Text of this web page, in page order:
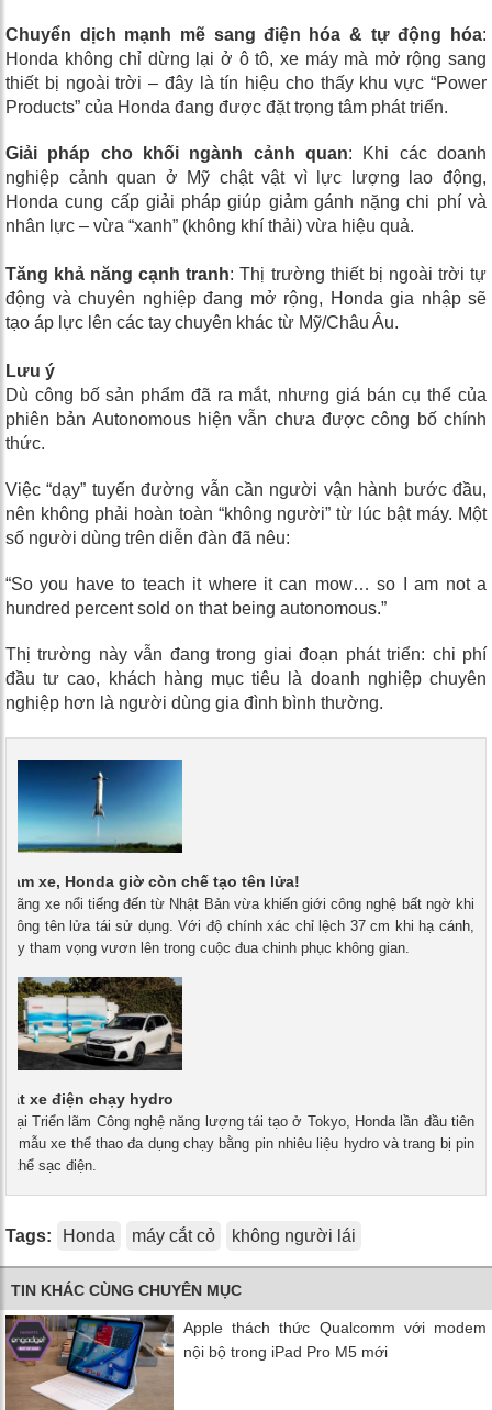
Chuyển dịch mạnh mẽ sang điện hóa & tự động hóa:
Honda không chỉ dừng lại ở ô tô, xe máy mà mở rộng sang
thiết bị ngoài trời – đây là tín hiệu cho thấy khu vực “Power
Products” của Honda đang được đặt trọng tâm phát triển.
Giải pháp cho khối ngành cảnh quan: Khi các doanh
nghiệp cảnh quan ở Mỹ chật vật vì lực lượng lao động,
Honda cung cấp giải pháp giúp giảm gánh nặng chi phí và
nhân lực – vừa “xanh” (không khí thải) vừa hiệu quả.
Tăng khả năng cạnh tranh: Thị trường thiết bị ngoài trời tự
động và chuyên nghiệp đang mở rộng, Honda gia nhập sẽ
tạo áp lực lên các tay chuyên khác từ Mỹ/Châu Âu.
Lưu ý
Dù công bố sản phẩm đã ra mắt, nhưng giá bán cụ thể của
phiên bản Autonomous hiện vẫn chưa được công bố chính
thức.
Việc “dạy” tuyến đường vẫn cần người vận hành bước đầu,
nên không phải hoàn toàn “không người” từ lúc bật máy. Một
số người dùng trên diễn đàn đã nêu:
“So you have to teach it where it can mow… so I am not a
hundred percent sold on that being autonomous.”
Thị trường này vẫn đang trong giai đoạn phát triển: chi phí
đầu tư cao, khách hàng mục tiêu là doanh nghiệp chuyên
nghiệp hơn là người dùng gia đình bình thường.
làm xe, Honda giờ còn chế tạo tên lửa!
Hãng xe nổi tiếng đến từ Nhật Bản vừa khiến giới công nghệ bất ngờ khi
công tên lửa tái sử dụng. Với độ chính xác chỉ lệch 37 cm khi hạ cánh,
tham vọng vươn lên trong cuộc đua chinh phục không gian.
xe điện chạy hydro
Tại Triển lãm Công nghệ năng lượng tái tạo ở Tokyo, Honda lần đầu tiên
mẫu xe thể thao đa dụng chạy bằng pin nhiêu liệu hydro và trang bị pin
thể sạc điện.
Tags: Honda máy cắt cỏ không người lái
TIN KHÁC CÙNG CHUYÊN MỤC
Apple thách thức Qualcomm với modem
nội bộ trong iPad Pro M5 mới